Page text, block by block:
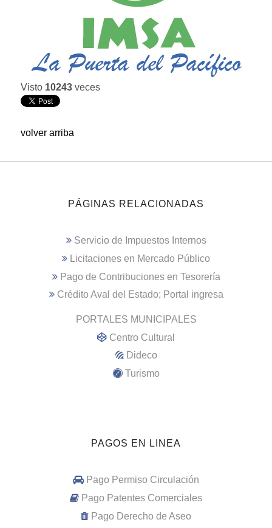
Visto 10243 veces
volver arriba
PÁGINAS RELACIONADAS
Servicio de Impuestos Internos
Licitaciones en Mercado Público
Pago de Contribuciones en Tesorería
Crédito Aval del Estado; Portal ingresa
PORTALES MUNICIPALES
Centro Cultural
Dideco
Turismo
PAGOS EN LINEA
Pago Permiso Circulación
Pago Patentes Comerciales
Pago Derecho de Aseo